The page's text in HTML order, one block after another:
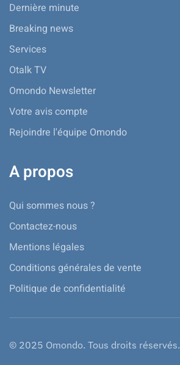
Dernière minute
Breaking news
Services
Otalk TV
Omondo Newsletter
Votre avis compte
Rejoindre l'équipe Omondo
A propos
Qui sommes nous ?
Contactez-nous
Mentions légales
Conditions générales de vente
Politique de confidentialité
© 2025 Omondo. Tous droits réservés.